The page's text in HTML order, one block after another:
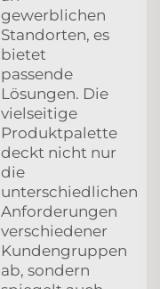
gewerblichen
Standorten, es
bietet
passende
Lösungen. Die
vielseitige
Produktpalette
deckt nicht nur
die
unterschiedlichen
Anforderungen
verschiedener
Kundengruppen
ab, sondern